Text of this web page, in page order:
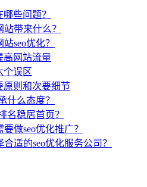
些问题？
带来什么？
seo优化？
高网站流量
个误区
原则和次要细节
什么态度？
名稳居首页？
做seo优化推广？
适的seo优化服务公司？